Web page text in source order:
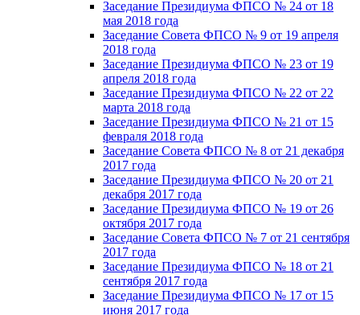
Заседание Президиума ФПСО № 24 от 18
мая 2018 года
Заседание Совета ФПСО № 9 от 19 апреля
2018 года
Заседание Президиума ФПСО № 23 от 19
апреля 2018 года
Заседание Президиума ФПСО № 22 от 22
марта 2018 года
Заседание Президиума ФПСО № 21 от 15
февраля 2018 года
Заседание Совета ФПСО № 8 от 21 декабря
2017 года
Заседание Президиума ФПСО № 20 от 21
декабря 2017 года
Заседание Президиума ФПСО № 19 от 26
октября 2017 года
Заседание Совета ФПСО № 7 от 21 сентября
2017 года
Заседание Президиума ФПСО № 18 от 21
сентября 2017 года
Заседание Президиума ФПСО № 17 от 15
июня 2017 года